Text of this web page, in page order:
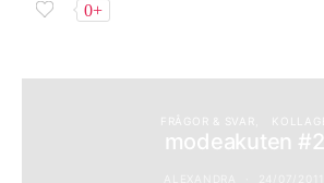
0+
FRÅGOR & SVAR KOLLAGE
modeakuten #2